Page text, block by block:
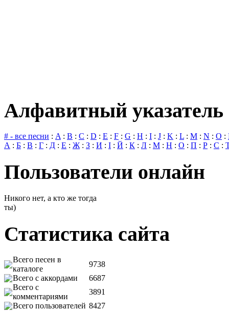
Алфавитный указатель
# - все песни : A: B : C : D : E : F : G : H : I : J : K : L : M : N : O :
А : Б : В : Г : Д : Е : Ж: З : И : І : Й : К : Л : М : Н : О : П : Р : С :
Пользователи онлайн
Никого нет, а кто же тогда
ты)
Статистика сайта
Всего песен в
каталоге
9738
Всего с аккордами
6687
Всего с
комментариями
3891
Всего пользователей 8427